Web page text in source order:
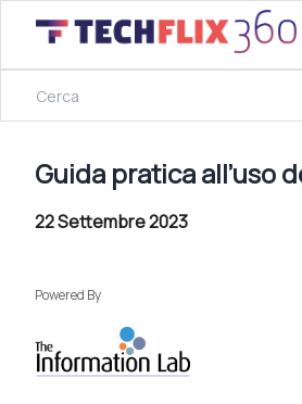
Guida pratica all’uso dei dati nel
Guida pratica all’uso
22 Settembre 2023
Powered By